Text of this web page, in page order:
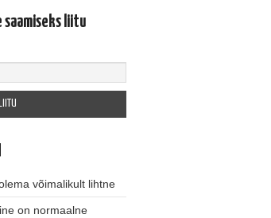
liitu
võimalikult lihtne
on normaalne